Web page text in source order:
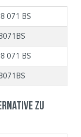
071 BS
071 BS
zu